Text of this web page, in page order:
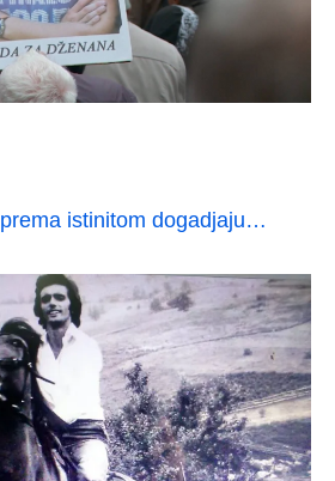
istinitom dogadjaju…